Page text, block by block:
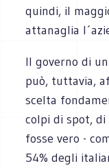
quindi, il
attanaglia
Il governo di
può, tuttavia,
scelta
colpi di spot,
fosse vero -
54% degli